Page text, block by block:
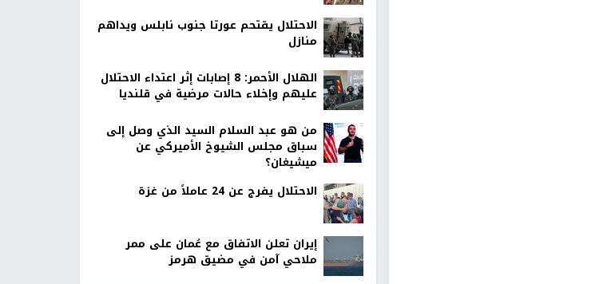
الاحتلال يقتحم عورتا جنوب نابلس ويداهم
منازل
الهلال الأحمر: 8 إصابات إثر اعتداء الاحتلال
عليهم وإخلاء حالات مرضية في قلنديا
من هو عبد السلام السيد الذي وصل إلى
سباق مجلس الشيوخ الأميركي عن
ميشيغان؟
الاحتلال يفرج عن 24 عاملاً من غزة
إيران تعلن الاتفاق مع عُمان على ممر
ملاحي آمن في مضيق هرمز